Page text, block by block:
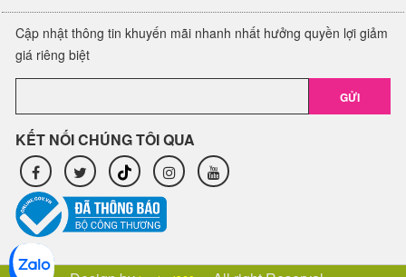
Cập nhật thông tin khuyến mãi nhanh nhất hưởng quyền lợi giảm
giá riêng biệt
GỬI
KẾT NỐI CHÚNG TÔI QUA